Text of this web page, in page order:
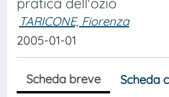
TARICONE, Fiorenza
2005-01-01
Scheda breve
Scheda